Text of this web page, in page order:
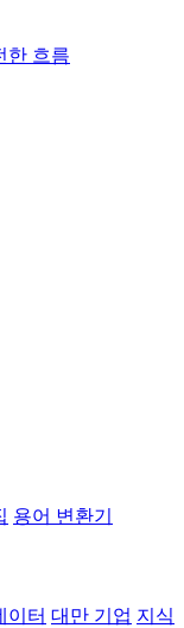
한 흐름
용어 변환기
이터 대만 기업 지식